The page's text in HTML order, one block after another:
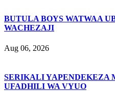
BUTULA BOYS WATWAA
WACHEZAJI
Aug 06, 2026
SERIKALI YAPENDEKEZA
UFADHILI WA VYUO